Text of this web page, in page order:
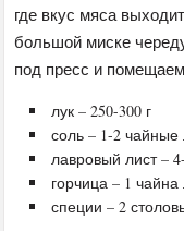
где вкус мяса
большой миске
под пресс и
лук – 250-300 г
соль – 1-2 чайные
лавровый лист –
горчица – 1
специи – 2